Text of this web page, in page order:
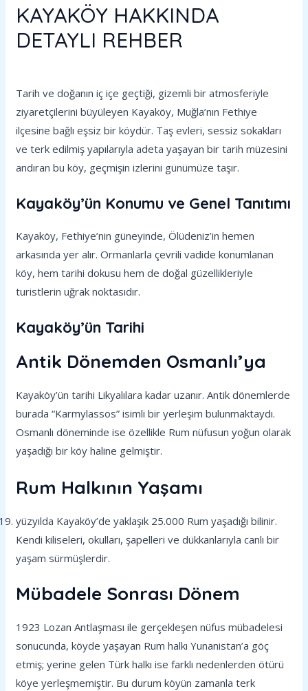
KAYAKÖY HAKKINDA
DETAYLI REHBER
Tarih ve doğanın iç içe geçtiği, gizemli bir atmosferiyle
ziyaretçilerini büyüleyen Kayaköy, Muğla’nın Fethiye
ilçesine bağlı eşsiz bir köydür. Taş evleri, sessiz sokakları
ve terk edilmiş yapılarıyla adeta yaşayan bir tarih müzesini
andıran bu köy, geçmişin izlerini günümüze taşır.
Kayaköy’ün Konumu ve Genel Tanıtımı
Kayaköy, Fethiye’nin güneyinde, Ölüdeniz’in hemen
arkasında yer alır. Ormanlarla çevrili vadide konumlanan
köy, hem tarihi dokusu hem de doğal güzellikleriyle
turistlerin uğrak noktasıdır.
Kayaköy’ün Tarihi
Antik Dönemden Osmanlı’ya
Kayaköy’ün tarihi Likyalılara kadar uzanır. Antik dönemlerde
burada “Karmylassos” isimli bir yerleşim bulunmaktaydı.
Osmanlı döneminde ise özellikle Rum nüfusun yoğun olarak
yaşadığı bir köy haline gelmiştir.
Rum Halkının Yaşamı
yüzyılda Kayaköy’de yaklaşık 25.000 Rum yaşadığı bilinir.
Kendi kiliseleri, okulları, şapelleri ve dükkanlarıyla canlı bir
yaşam sürmüşlerdir.
Mübadele Sonrası Dönem
1923 Lozan Antlaşması ile gerçekleşen nüfus mübadelesi
sonucunda, köyde yaşayan Rum halkı Yunanistan’a göç
etmiş; yerine gelen Türk halkı ise farklı nedenlerden ötürü
köye yerleşmemiştir. Bu durum köyün zamanla terk